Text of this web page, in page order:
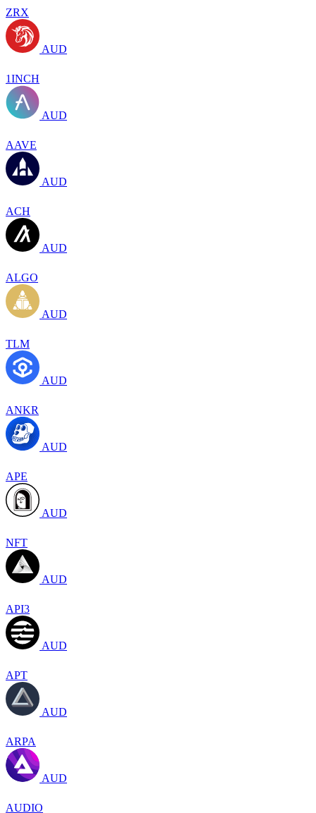
ZRX
AUD
1INCH
AUD
AAVE
AUD
ACH
AUD
ALGO
AUD
TLM
AUD
ANKR
AUD
APE
AUD
NFT
AUD
API3
AUD
APT
AUD
ARPA
AUD
AUDIO